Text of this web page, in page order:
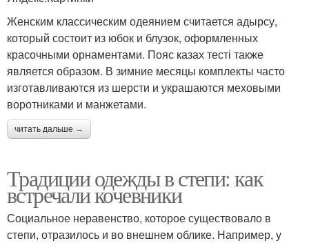
Женским классическим одеянием считается адырсу,
который состоит из юбок и блузок, оформленных
красочными орнаментами. Пояс казах тесті также
является образом. В зимние месяцы комплекты часто
изготавливаются из шерсти и украшаются меховыми
воротниками и манжетами.
читать дальше →
Традиции одежды в степи: как
встречали кочевники
Социальное неравенство, которое существовало в
степи, отразилось и во внешнем облике. Например, у